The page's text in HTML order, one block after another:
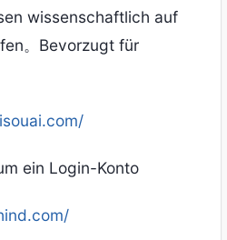
wissenschaftlich auf
。Bevorzugt für
ein Login-Konto